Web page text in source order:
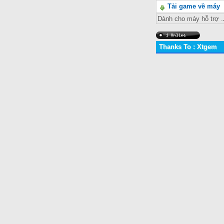
Tải game về máy
Dành cho máy hỗ trợ
Thanks To : Xtgem